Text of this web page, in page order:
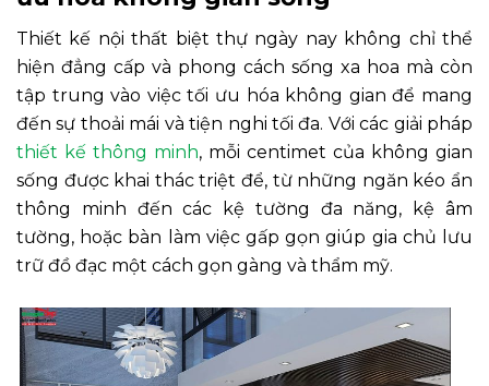
Thiết kế nội thất biệt thự ngày nay không chỉ thể
hiện đẳng cấp và phong cách sống xa hoa mà còn
tập trung vào việc tối ưu hóa không gian để mang
đến sự thoải mái và tiện nghi tối đa. Với các giải pháp
thiết kế thông minh, mỗi centimet của không gian
sống được khai thác triệt để, từ những ngăn kéo ẩn
thông minh đến các kệ tường đa năng, kệ âm
tường, hoặc bàn làm việc gấp gọn giúp gia chủ lưu
trữ đồ đạc một cách gọn gàng và thẩm mỹ.